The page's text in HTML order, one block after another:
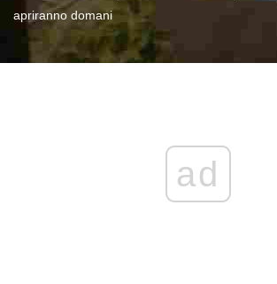
apriranno domani
ad